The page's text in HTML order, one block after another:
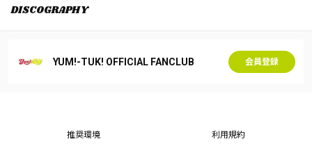
DISCOGRAPHY
YUM!-TUK! OFFICIAL FANCLUB 会員登録
推奨環境 利用規約